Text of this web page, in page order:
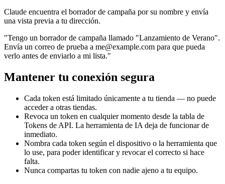
Claude encuentra el borrador de campaña por su nombre y envía
una vista previa a tu dirección.
"Tengo un borrador de campaña llamado "Lanzamiento de Verano".
Envía un correo de prueba a me@example.com para que pueda
verlo antes de enviarlo a mi lista."
Mantener tu conexión segura
Cada token está limitado únicamente a tu tienda — no puede
acceder a otras tiendas.
Revoca un token en cualquier momento desde la tabla de
Tokens de API. La herramienta de IA deja de funcionar de
inmediato.
Nombra cada token según el dispositivo o la herramienta que
lo use, para poder identificar y revocar el correcto si hace
falta.
Nunca compartas tu token con nadie ajeno a tu equipo.